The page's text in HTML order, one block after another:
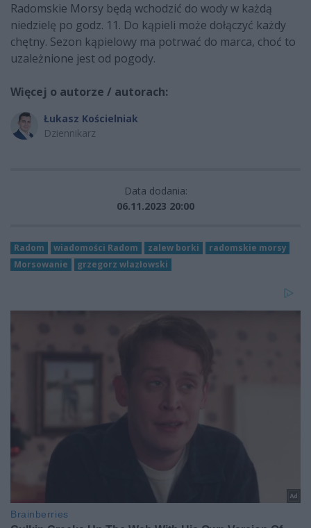
Radomskie Morsy będą wchodzić do wody w każdą
niedzielę po godz. 11. Do kąpieli może dołączyć każdy
chętny. Sezon kąpielowy ma potrwać do marca, choć to
uzależnione jest od pogody.
Więcej o autorze / autorach:
Łukasz Kościelniak
Dziennikarz
Data dodania:
06.11.2023 20:00
Radom wiadomości Radom zalew borki
radomskie morsy
Morsowanie
grzegorz wlazłowski